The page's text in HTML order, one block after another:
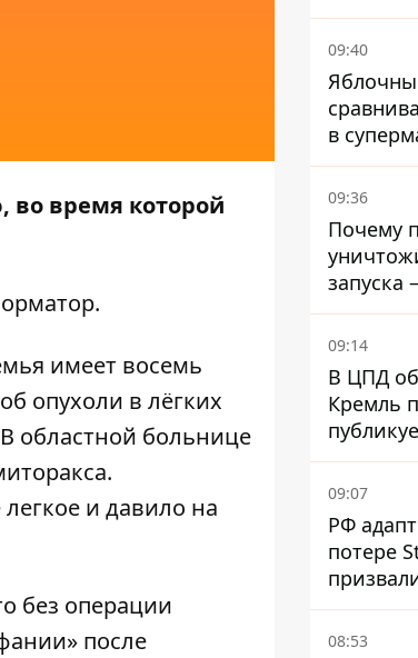
время которой
.
имеет восемь
опухоли в лёгких
областной больнице
и давило на
без операции
после
09:40
в
09:36
Почему
запуска
Флеша
09:14
В ЦПД
Кремль
09:07
РФ
потере
новой
08:53